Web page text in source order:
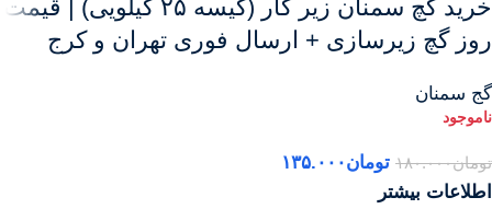
خرید گچ سمنان زیر کار (کیسه ۲۵ کیلویی) | قیمت
روز گچ زیرسازی + ارسال فوری تهران و کرج
گج سمنان
تومان۱۸۰.۰۰۰ تومان۱۳۵.۰۰۰
اطلاعات بیشتر